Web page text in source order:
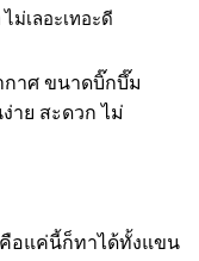
ม่เลอะเทอะดี
าศ ขนาดบิ๊กบึ๊ม
าย สะดวก ไม่
อแค่นี้ก็ทาได้ทั้งแขน